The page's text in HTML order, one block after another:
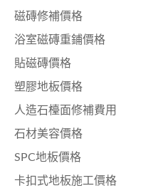
磁磚修補價格
浴室磁磚重鋪價格
貼磁磚價格
塑膠地板價格
人造石檯面修補費用
石材美容價格
SPC地板價格
卡扣式地板施工價格